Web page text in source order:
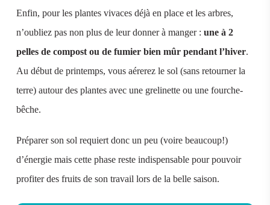
Enfin, pour les plantes vivaces déjà en place et les arbres,
n’oubliez pas non plus de leur donner à manger : une à 2
pelles de compost ou de fumier bien mûr pendant l’hiver.
Au début de printemps, vous aérerez le sol (sans retourner la
terre) autour des plantes avec une grelinette ou une fourche-
bêche.
Préparer son sol requiert donc un peu (voire beaucoup!)
d’énergie mais cette phase reste indispensable pour pouvoir
profiter des fruits de son travail lors de la belle saison.